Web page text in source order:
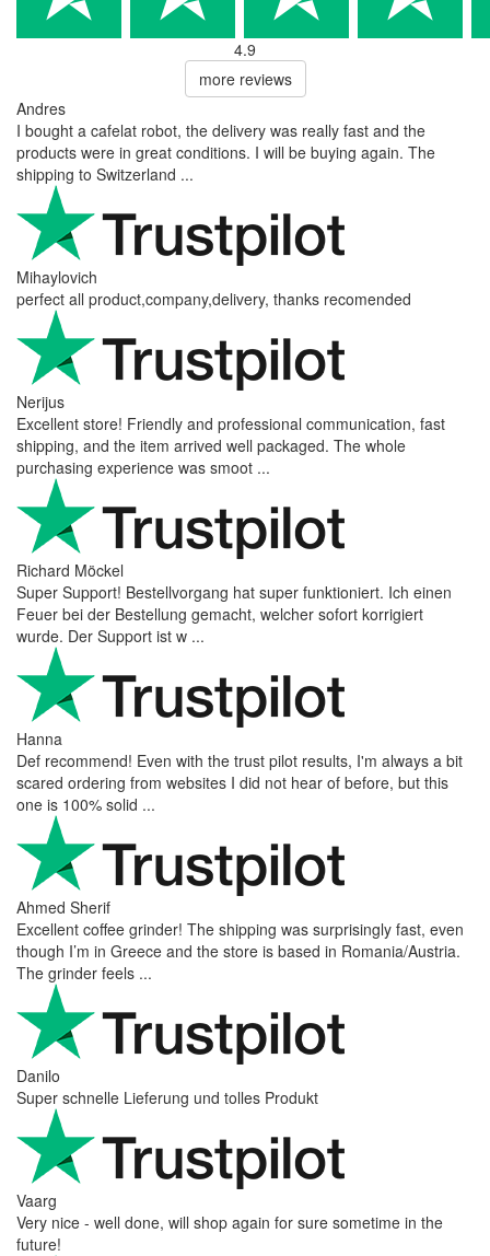
4.9
more reviews
Andres
I bought a cafelat robot, the delivery was really fast and the
products were in great conditions. I will be buying again. The
shipping to Switzerland ...
Mihaylovich
perfect all product,company,delivery, thanks recomended
Nerijus
Excellent store! Friendly and professional communication, fast
shipping, and the item arrived well packaged. The whole
purchasing experience was smoot ...
Richard Möckel
Super Support! Bestellvorgang hat super funktioniert. Ich einen
Feuer bei der Bestellung gemacht, welcher sofort korrigiert
wurde. Der Support ist w ...
Hanna
Def recommend! Even with the trust pilot results, I'm always a bit
scared ordering from websites I did not hear of before, but this
one is 100% solid ...
Ahmed Sherif
Excellent coffee grinder! The shipping was surprisingly fast, even
though I’m in Greece and the store is based in Romania/Austria.
The grinder feels ...
Danilo
Super schnelle Lieferung und tolles Produkt
Vaarg
Very nice - well done, will shop again for sure sometime in the
future!